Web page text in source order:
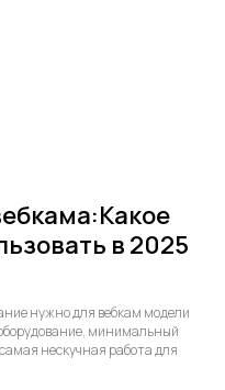
в 2025
нужно для вебкам модели
минимальный
нескучная работа для